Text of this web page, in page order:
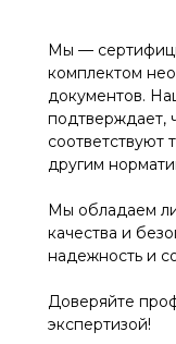
Мы —
комплектом
документов.
подтверждает,
другим
Мы обладаем
качества и
надежность и
Доверяйте
экспертизой!